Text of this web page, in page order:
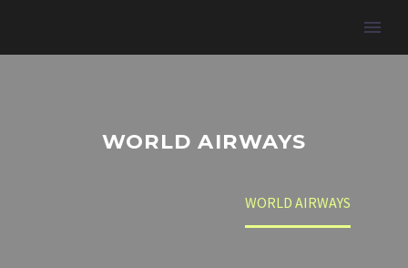
WORLD AIRWAYS
WORLD AIRWAYS